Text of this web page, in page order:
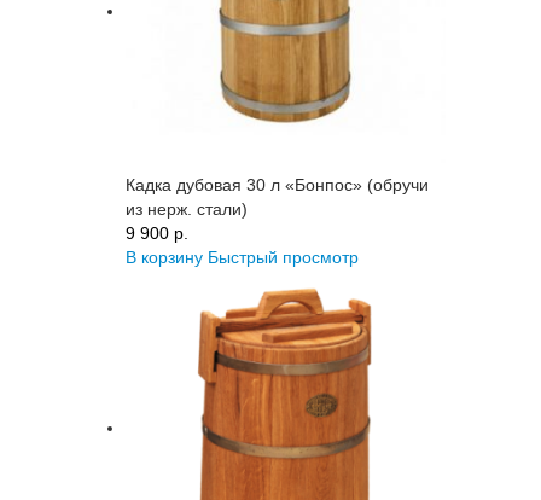
Кадка дубовая 30 л «Бонпос» (обручи
из нерж. стали)
9 900 p.
В корзину Быстрый просмотр